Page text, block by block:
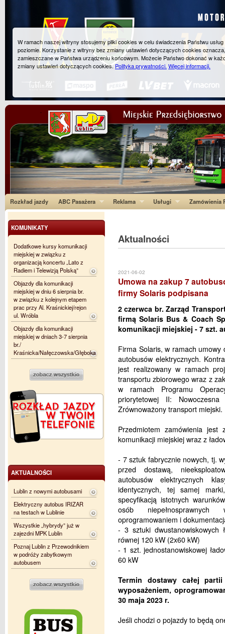
Rozkład jazdy ABC Pasażera Reklama Usługi Zamówienia
Aktualności
2021-06-02
Umowa na zakup 7
firmy Solaris podpisana
2 czerwca br. Zarząd
firmą Solaris Bus & Coach
komunikacji miejskiej - 7 szt.
Firma Solaris, w ramach
autobusów elektrycznych.
jest realizowany w ramach
transportu zbiorowego wraz z
w ramach Programu
priorytetowej II:
Zrównoważony transport miejski.
Przedmiotem zamówienia jest
komunikacji miejskiej wraz z
- 7 sztuk fabrycznie nowych, tj.
przed dostawą,
autobusów elektrycznych
identycznych, tej samej
specyfikacją istotnych
osób
oprogramowaniem i
- 3 sztuki dwustanowiskowych
równej 120 kW (2x60 kW)
- 1 szt. jednostanowiskowej
60 kW
Termin dostawy całej
wyposażeniem,
30 maja 2023 r.
Jeśli chodzi o pojazdy to będą
KOMUNIKATY
Dodatkowe kursy komunikacji
miejskiej w związku z
organizacją koncertu „Lato z
Radiem i Telewizją Polską”
Objazdy dla komunikacji
miejskiej w dniu 6 sierpnia br.
w związku z kolejnym etapem
prac przy Al. Kraśnickiej/rejon
ul. Wróbla
Objazdy dla komunikacji
miejskiej w dniach 3-7 sierpnia
br./
Kraśnicka/Nałęczowska/Głęboka
AKTUALNOŚCI
Lublin z nowymi autobusami
Elektryczny autobus IRIZAR
na testach w Lublinie
Wszystkie „hybrydy” już w
zajezdni MPK Lublin
Poznaj Lublin z Przewodnikiem
w podróży zabytkowym
autobusem
W ramach naszej witryny stosujemy pliki cookies w celu świadczenia Państwu
poziomie. Korzystanie z witryny bez zmiany ustawień dotyczących cookies
zamieszczane w Państwa urządzeniu końcowym. Możecie Państwo dokonać w
zmiany ustawień dotyczących cookies.Polityka prywatności. Więcej informacji.